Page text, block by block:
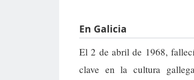
En Galicia
El 2 de abril de 1968,
clave en la cultura